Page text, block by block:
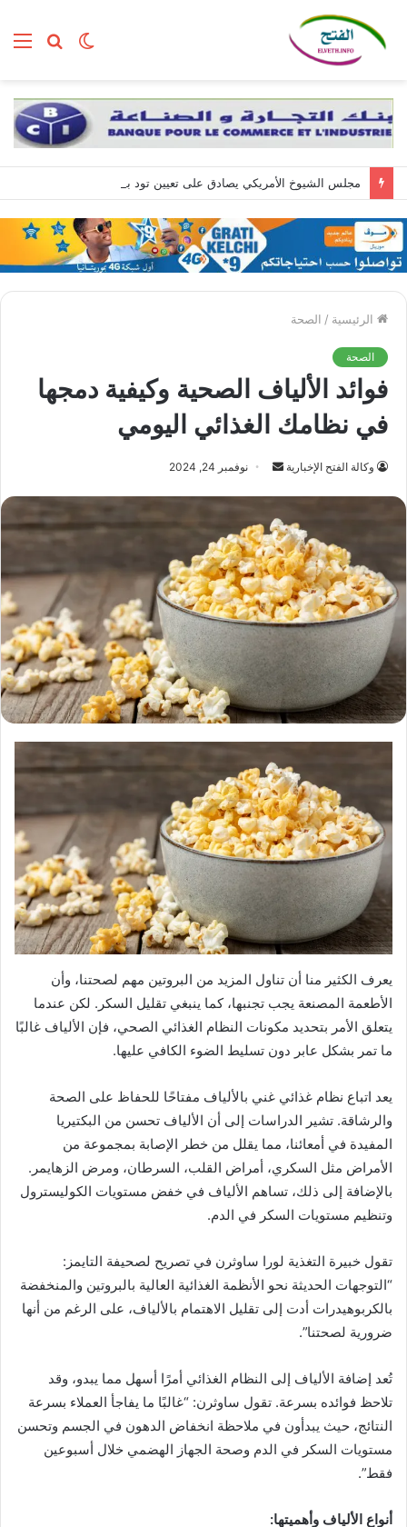
بحث الوضع
مجلس الشيوخ الأمريكي يصادق على تعيين تود بلانش وزيرا للعدل
الرئيسية / الصحة
الصحة
فوائد الألياف الصحية وكيفية دمجها
في نظامك الغذائي اليومي
وكالة الفتح الإخبارية
أرسل نوفمبر 24, 2024
يعرف الكثير منا أن تناول المزيد من البروتين مهم لصحتنا، وأن
الأطعمة المصنعة يجب تجنبها، كما ينبغي تقليل السكر. لكن عندما
يتعلق الأمر بتحديد مكونات النظام الغذائي الصحي، فإن الألياف غالبًا
ما تمر بشكل عابر دون تسليط الضوء الكافي عليها.
يعد اتباع نظام غذائي غني بالألياف مفتاحًا للحفاظ على الصحة
والرشاقة. تشير الدراسات إلى أن الألياف تحسن من البكتيريا
المفيدة في أمعائنا، مما يقلل من خطر الإصابة بمجموعة من
الأمراض مثل السكري، أمراض القلب، السرطان، ومرض الزهايمر.
بالإضافة إلى ذلك، تساهم الألياف في خفض مستويات الكوليسترول
وتنظيم مستويات السكر في الدم.
تقول خبيرة التغذية لورا ساوثرن في تصريح لصحيفة التايمز:
“التوجهات الحديثة نحو الأنظمة الغذائية العالية بالبروتين والمنخفضة
بالكربوهيدرات أدت إلى تقليل الاهتمام بالألياف، على الرغم من أنها
ضرورية لصحتنا”.
تُعد إضافة الألياف إلى النظام الغذائي أمرًا أسهل مما يبدو، وقد
تلاحظ فوائده بسرعة. تقول ساوثرن: “غالبًا ما يفاجأ العملاء بسرعة
النتائج، حيث يبدأون في ملاحظة انخفاض الدهون في الجسم وتحسن
مستويات السكر في الدم وصحة الجهاز الهضمي خلال أسبوعين
فقط”.
أنواع الألياف وأهميتها: